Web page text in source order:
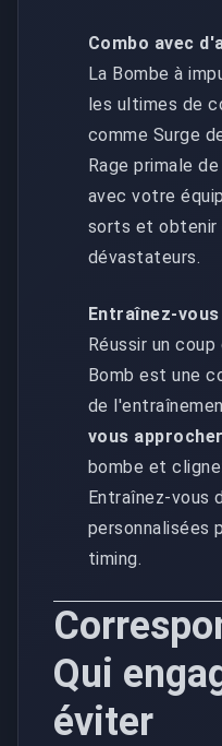
Combo avec
La Bombe à
les ultimes de
comme Surge
Rage primale
avec votre
sorts et obtenir
dévastateurs.
Entraînez-
Réussir un
Bomb est une
de
vous approcher
bombe et
Entraînez-vous
personnalisées
timing.
Qui
éviter